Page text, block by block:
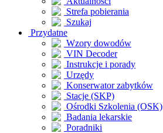
Strefa pobierania
Szukaj
Przydatne
Wzory dowodów
VIN Decoder
Instrukcje i porady
Urzędy
Konserwator zabytków
Stacje (SKP)
Ośrodki Szkolenia (OSK)
Badania lekarskie
Poradniki